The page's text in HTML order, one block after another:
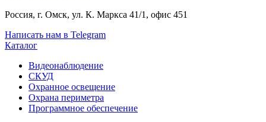
Россия, г. Омск, ул. К. Маркса 41/1, офис 451
Написать нам в Telegram
Каталог
Видеонаблюдение
СКУД
Охранное освещение
Охрана периметра
Программное обеспечение